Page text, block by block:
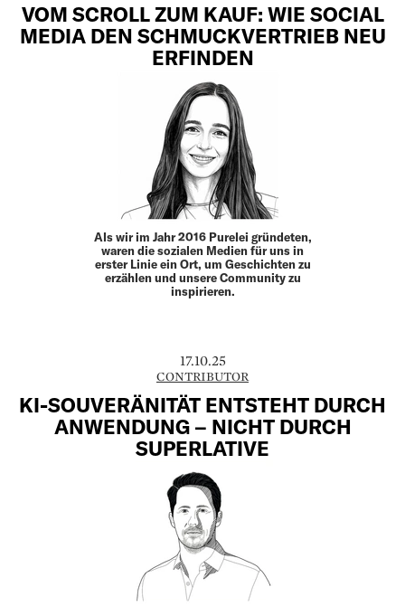
VOM SCROLL ZUM KAUF: WIE SOCIAL
MEDIA DEN SCHMUCKVERTRIEB NEU
ERFINDEN
Als wir im Jahr 2016 ­Purelei gründeten,
waren die sozialen Medien für uns in
erster Linie ein Ort, um Geschichten zu
erzählen und unsere Community zu
inspirieren.
17.10.25
CONTRIBUTOR
KI-SOUVERÄNITÄT ENTSTEHT DURCH
ANWENDUNG – NICHT DURCH
SUPERLATIVE